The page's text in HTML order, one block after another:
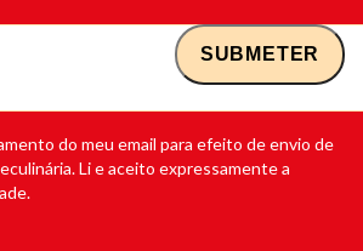
do meu email para efeito de envio de
Li e aceito expressamente a